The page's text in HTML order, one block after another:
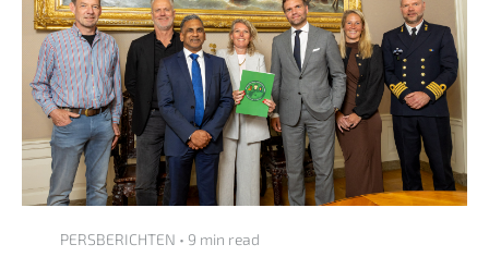
PERSBERICHTEN • 9 min read